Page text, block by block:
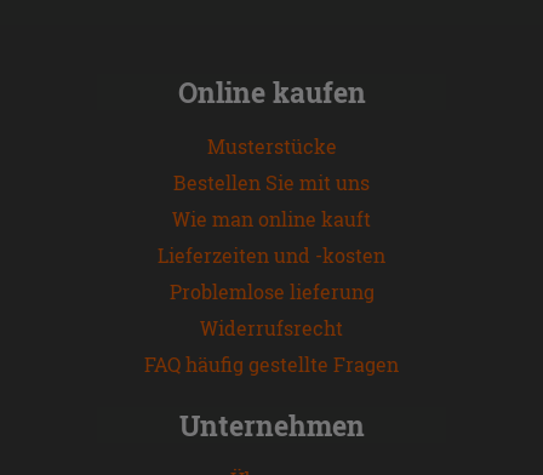
Online kaufen
Musterstücke
Bestellen Sie mit uns
Wie man online kauft
Lieferzeiten und -kosten
Problemlose lieferung
Widerrufsrecht
FAQ häufig gestellte Fragen
Unternehmen